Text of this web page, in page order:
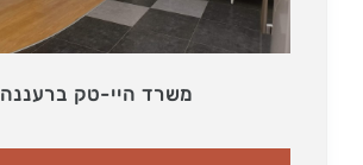
משרד היי-טק ברעננה